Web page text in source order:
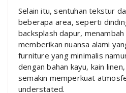
Selain itu, sentuhan tekstur
beberapa area, seperti
backsplash dapur,
memberikan nuansa alami
furniture yang minimalis
dengan bahan kayu, kain
semakin memperkuat
understated.